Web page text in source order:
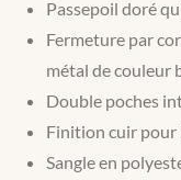
Passepoil doré
Fermeture par
métal de couleur
Double poches
Finition cuir pour
Sangle en